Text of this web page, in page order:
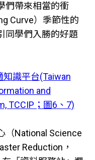
們帶來相當的衝
Curve）季節性的
同學們入勝的好題
識平台(Taiwan
and
TCCIP；圖6、7)
（National Science
Reduction，